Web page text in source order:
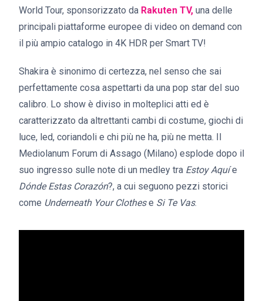
World Tour, sponsorizzato da Rakuten TV, una delle
principali piattaforme europee di video on demand con
il più ampio catalogo in 4K HDR per Smart TV!
Shakira è sinonimo di certezza, nel senso che sai
perfettamente cosa aspettarti da una pop star del suo
calibro. Lo show è diviso in molteplici atti ed è
caratterizzato da altrettanti cambi di costume, giochi di
luce, led, coriandoli e chi più ne ha, più ne metta. Il
Mediolanum Forum di Assago (Milano) esplode dopo il
suo ingresso sulle note di un medley tra Estoy Aquíe
Dónde Estas Corazón?, a cui seguono pezzi storici
come Underneath Your Clothese Si Te Vas.